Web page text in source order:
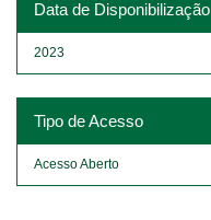
Data de Disponibilização
2023
Tipo de Acesso
Acesso Aberto